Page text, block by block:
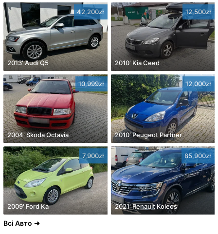
42,200zł
2013' Audi Q5
12,500zł
2010' Kia Ceed
10,999zł
2004' Skoda Octavia
12,000zł
2010' Peugeot Partner
7,900zł
2009' Ford Ka
85,900zł
2021' Renault Koleos
Всі Авто